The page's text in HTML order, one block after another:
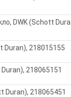
DWK (Schott Dura
Duran), 218015155
218065151
Duran), 218065451